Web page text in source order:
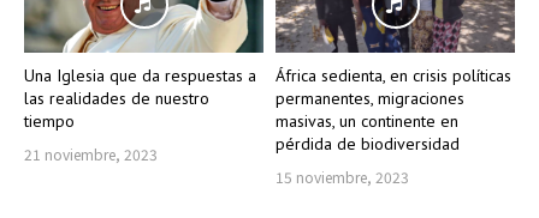
Una Iglesia que da respuestas a
las realidades de nuestro
tiempo
21 noviembre, 2023
África sedienta, en crisis políticas
permanentes, migraciones
masivas, un continente en
pérdida de biodiversidad
15 noviembre, 2023